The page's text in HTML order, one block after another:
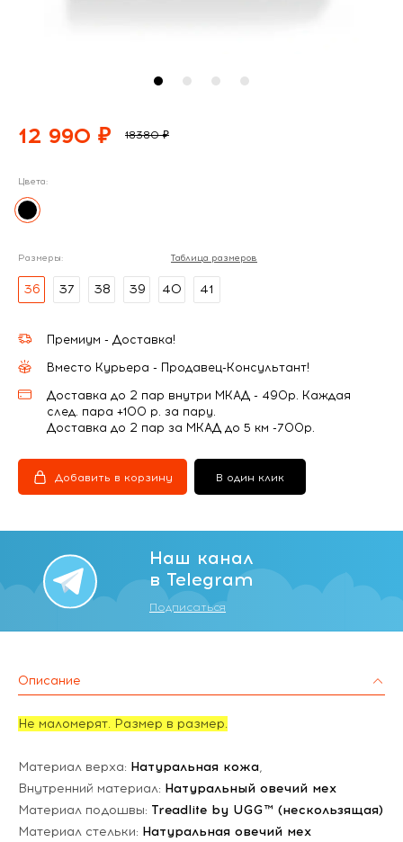
12 990 ₽ 18380 ₽
Цвета:
Размеры: Таблица размеров
36 37 38 39 40 41
Премиум - Доставка!
Вместо Курьера - Продавец-Консультант!
Доставка до 2 пар внутри МКАД - 490р. Каждая
след. пара +100 р. за пару.
Доставка до 2 пар за МКАД до 5 км -700р.
Добавить в корзину В один клик
Наш канал
в Telegram
Подписаться
Описание
Не маломерят. Размер в размер.
Материал верха: Натуральная кожа,
Внутренний материал: Натуральный овечий мех
Материал подошвы: Treadlite by UGG™ (нескользящая)
Материал стельки: Натуральная овечий мех